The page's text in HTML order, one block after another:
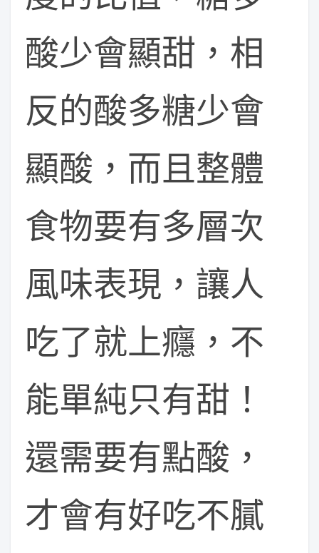
酸少會顯甜，相
反的酸多糖少會
顯酸，而且整體
食物要有多層次
風味表現，讓人
吃了就上癮，不
能單純只有甜！
還需要有點酸，
才會有好吃不膩